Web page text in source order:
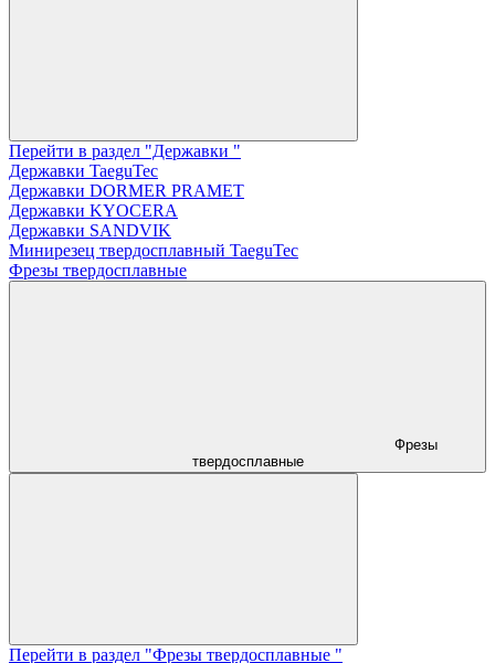
Перейти в раздел "Державки "
Державки TaeguTec
Державки DORMER PRAMET
Державки KYOCERA
Державки SANDVIK
Минирезец твердосплавный TaeguTec
Фрезы твердосплавные
Фрезы
твердосплавные
Перейти в раздел "Фрезы твердосплавные "